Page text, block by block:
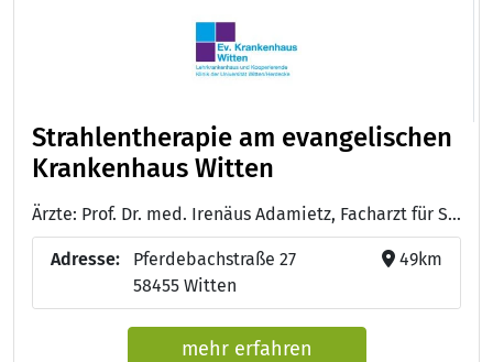
Strahlentherapie am evangelischen
Krankenhaus Witten
Ärzte: Prof. Dr. med. Irenäus Adamietz, Facharzt für Strahlentherapie und Radiologie - Dr. med. Thomas Hero, Facharzt für Strahlentherapie und Innere Medizin
Adresse:
Pferdebachstraße 27
58455 Witten
49km
mehr erfahren